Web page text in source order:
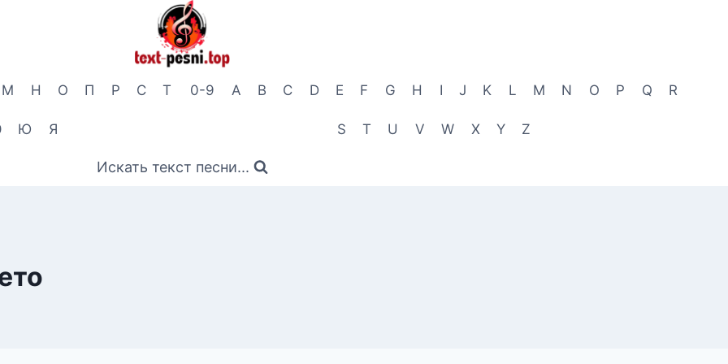
М Н О П Р С Т
Ю Я
0-9 A B C D E F G H I J K L M N O P Q R
S T U V W X Y Z
Искать текст песни...